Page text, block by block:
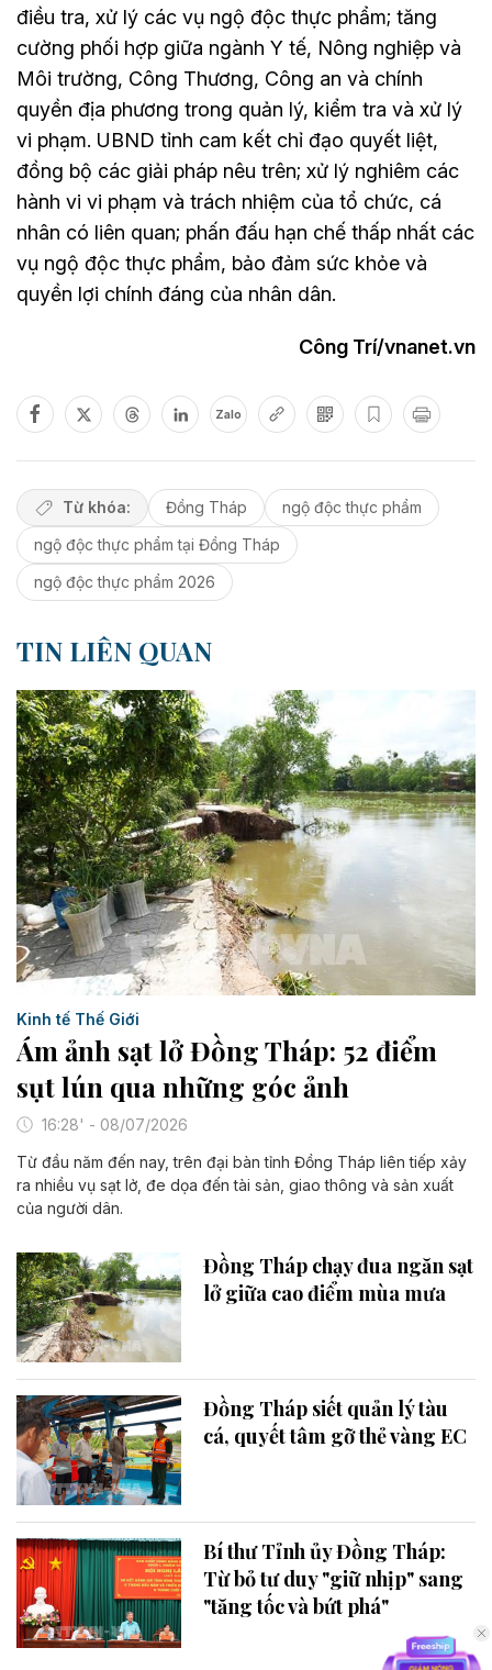
điều tra, xử lý các vụ ngộ độc thực phẩm; tăng
cường phối hợp giữa ngành Y tế, Nông nghiệp và
Môi trường, Công Thương, Công an và chính
quyền địa phương trong quản lý, kiểm tra và xử lý
vi phạm. UBND tỉnh cam kết chỉ đạo quyết liệt,
đồng bộ các giải pháp nêu trên; xử lý nghiêm các
hành vi vi phạm và trách nhiệm của tổ chức, cá
nhân có liên quan; phấn đấu hạn chế thấp nhất các
vụ ngộ độc thực phẩm, bảo đảm sức khỏe và
quyền lợi chính đáng của nhân dân.
Công Trí/vnanet.vn
Zalo
Từ khóa: Đồng Tháp
ngộ độc thực phẩm
ngộ độc thực phẩm tại Đồng Tháp
ngộ độc thực phẩm 2026
TIN LIÊN QUAN
Kinh tế Thế Giới
Ám ảnh sạt lở Đồng Tháp: 52 điểm
sụt lún qua những góc ảnh
16:28' - 08/07/2026
Từ đầu năm đến nay, trên đại bàn tỉnh Đồng Tháp liên tiếp xảy
ra nhiều vụ sạt lở, đe dọa đến tài sản, giao thông và sản xuất
của người dân.
Đồng Tháp chạy đua ngăn sạt
lở giữa cao điểm mùa mưa
Đồng Tháp siết quản lý tàu
cá, quyết tâm gỡ thẻ vàng EC
Bí thư Tỉnh ủy Đồng Tháp:
Từ bỏ tư duy "giữ nhịp" sang
"tăng tốc và bứt phá"